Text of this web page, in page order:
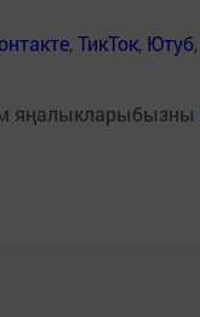
,ТикТок, Ютуб,
яңалыкларыбызны